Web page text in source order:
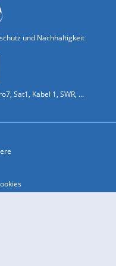
und Nachhaltigkeit
Sat1, Kabel 1, SWR, ...